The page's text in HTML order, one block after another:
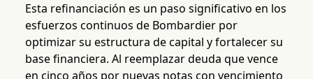
Esta refinanciación es un paso significativo en los
esfuerzos continuos de Bombardier por
optimizar su estructura de capital y fortalecer su
base financiera. Al reemplazar deuda que vence
en cinco años por nuevas notas con vencimiento